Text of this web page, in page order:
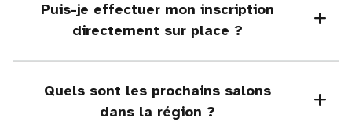
Puis-je effectuer mon inscription
directement sur place ?
Quels sont les prochains salons
dans la région ?